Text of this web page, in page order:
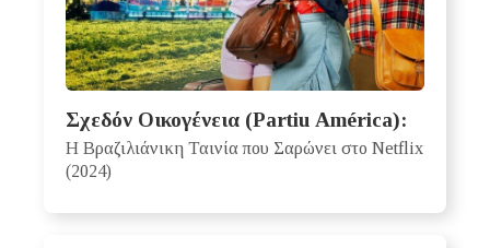
Σχεδόν Οικογένεια (Partiu América):
Η Βραζιλιάνικη Ταινία που Σαρώνει στο Netflix
(2024)